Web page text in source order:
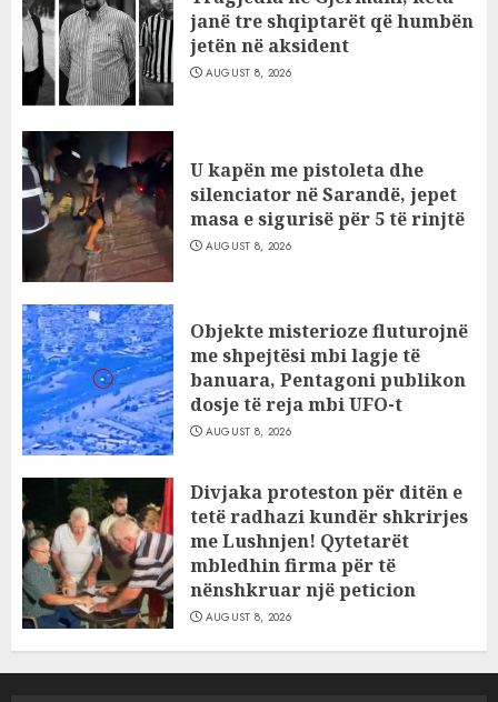
janë tre shqiptarët që humbën
jetën në aksident
AUGUST 8, 2026
U kapën me pistoleta dhe
silenciator në Sarandë, jepet
masa e sigurisë për 5 të rinjtë
AUGUST 8, 2026
Objekte misterioze fluturojnë
me shpejtësi mbi lagje të
banuara, Pentagoni publikon
dosje të reja mbi UFO-t
AUGUST 8, 2026
Divjaka proteston për ditën e
tetë radhazi kundër shkrirjes
me Lushnjen! Qytetarët
mbledhin firma për të
nënshkruar një peticion
AUGUST 8, 2026